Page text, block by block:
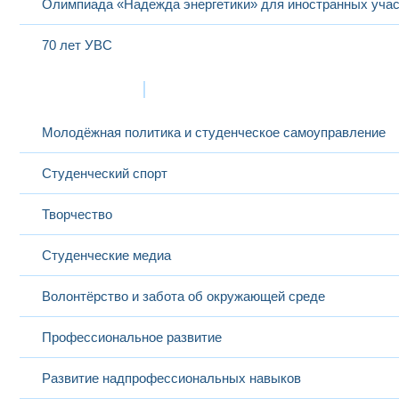
Олимпиада «Надежда энергетики» для иностранных
70 лет УВС
Молодёжная политика и студенческое самоуправление
Студенческий спорт
Творчество
Студенческие медиа
Волонтёрство и забота об окружающей среде
Профессиональное развитие
Развитие надпрофессиональных навыков